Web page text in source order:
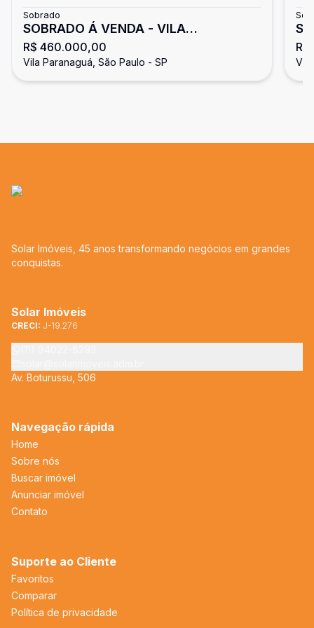
Sobrado
SOBRADO Á VENDA - VILA
PARANAGUÁ
R$ 460.000,00
Vila Paranaguá, São Paulo - SP
Solar Imóveis, 45 anos transformando negócios em grandes
conquistas.
Solar Imóveis
CRECI: J-19.276
Av. Boturussu, 506
Navegação rápida
Home
Sobre nós
Buscar imóvel
Anunciar imóvel
Contato
Suporte ao Cliente
Favoritos
Comparar
Política de privacidade